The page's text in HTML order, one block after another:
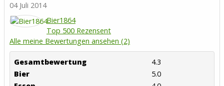
04 Juli 2014
Bier1864
Top 500 Rezensent
Alle meine Bewertungen ansehen (2)
Gesamtbewertung
4.3
Bier
5.0